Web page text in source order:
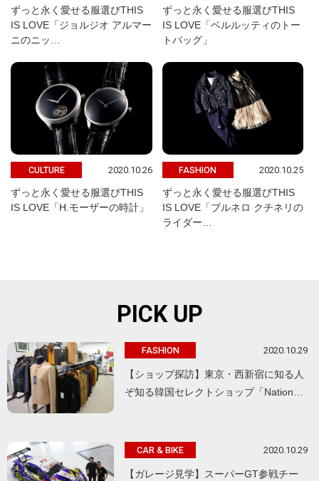
ずっと永く愛せる服選びTHIS
IS LOVE「ジョルジオ アルマー
ニのニッ…
ずっと永く愛せる服選びTHIS
IS LOVE「ベルルッティのトー
トバッグ」
CULTURE 2020.10.26
ずっと永く愛せる服選びTHIS
IS LOVE「H.モーザーの時計」
FASHION 2020.10.25
ずっと永く愛せる服選びTHIS
IS LOVE「ブルネロ クチネリの
ライダー…
PICK UP
FASHION 2020.10.29
【ショップ探訪】東京・西新宿に知る人
ぞ知る韓国セレクトショップ「Nation…
CAR & BIKE 2020.10.29
【ガレージ見学】スーパーGT参戦チー